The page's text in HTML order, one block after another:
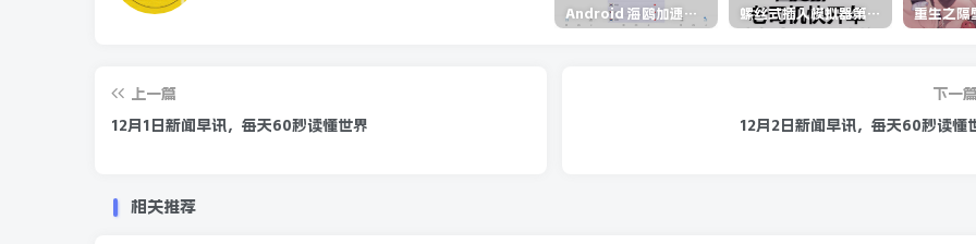
曾经「胖过」的脂肪细胞
会更高效地吸收脂肪
Android 海鸥加速器v6.6.3(解锁会员)
螺丝式插入模拟器第5代/NejicomiSimulator.Vol.5.v1.0.2
上一篇
12月1日新闻早讯，每天60秒读懂世界
下一
12月2日新闻早讯，每天60秒读懂
相关推荐